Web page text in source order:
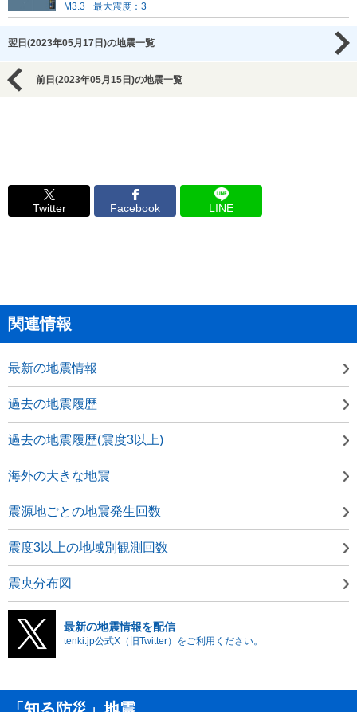
M3.3
最大震度：3
翌日(2023年05月17日)の地震一覧
前日(2023年05月15日)の地震一覧
Twitter Facebook LINE
関連情報
最新の地震情報
過去の地震履歴
過去の地震履歴(震度3以上)
海外の大きな地震
震源地ごとの地震発生回数
震度3以上の地域別観測回数
震央分布図
最新の地震情報を配信
tenki.jp公式X（旧Twitter）をご利用ください。